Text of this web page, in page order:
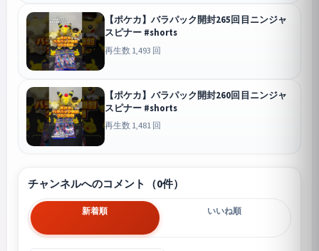
【ポケカ】バラパック開封265回目ニンジャ
スピナー #shorts
再生数 1,493 回
【ポケカ】バラパック開封260回目ニンジャ
スピナー #shorts
再生数 1,481 回
チャンネルへのコメント（0件）
新着順 いいね順